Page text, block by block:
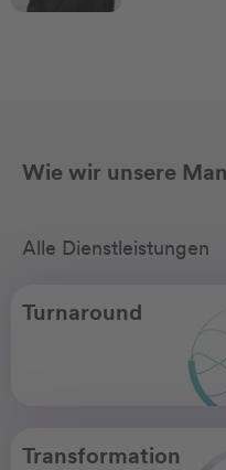
Wie wir unsere
Alle Dienstleistungen
Turnaround
Transformation